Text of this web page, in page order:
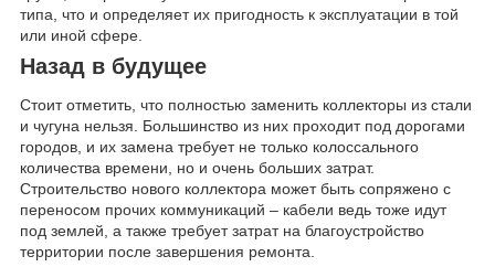
типа, что и определяет их пригодность к эксплуатации в той
или иной сфере.
Назад в будущее
Стоит отметить, что полностью заменить коллекторы из стали
и чугуна нельзя. Большинство из них проходит под дорогами
городов, и их замена требует не только колоссального
количества времени, но и очень больших затрат.
Строительство нового коллектора может быть сопряжено с
переносом прочих коммуникаций – кабели ведь тоже идут
под землей, а также требует затрат на благоустройство
территории после завершения ремонта.